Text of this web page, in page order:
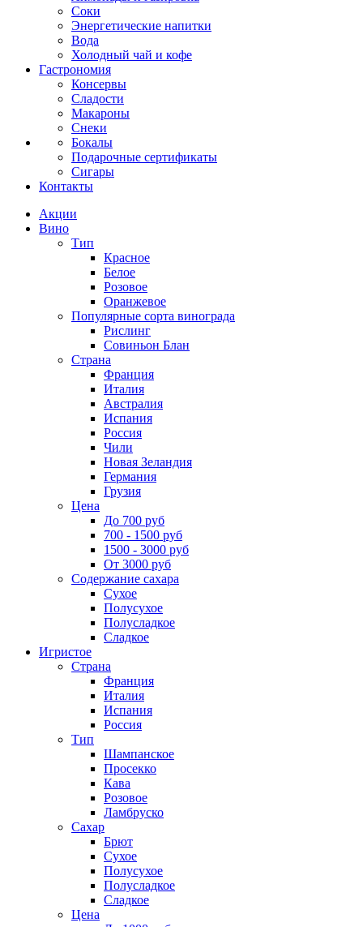
Соки
Энергетические напитки
Вода
Холодный чай и кофе
Гастрономия
Консервы
Сладости
Макароны
Снеки
Бокалы
Подарочные сертификаты
Сигары
Контакты
Акции
Вино
Тип
Красное
Белое
Розовое
Оранжевое
Популярные сорта винограда
Рислинг
Совиньон Блан
Страна
Франция
Италия
Австралия
Испания
Россия
Чили
Новая Зеландия
Германия
Грузия
Цена
До 700 руб
700 - 1500 руб
1500 - 3000 руб
От 3000 руб
Содержание сахара
Сухое
Полусухое
Полусладкое
Сладкое
Игристое
Страна
Франция
Италия
Испания
Россия
Тип
Шампанское
Просекко
Кава
Розовое
Ламбруско
Сахар
Брют
Сухое
Полусухое
Полусладкое
Сладкое
Цена